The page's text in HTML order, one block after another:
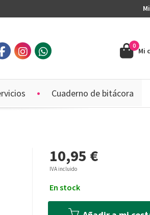
Mi
0
Cuaderno de bitácora
10,95 €
IVA incluido
En stock